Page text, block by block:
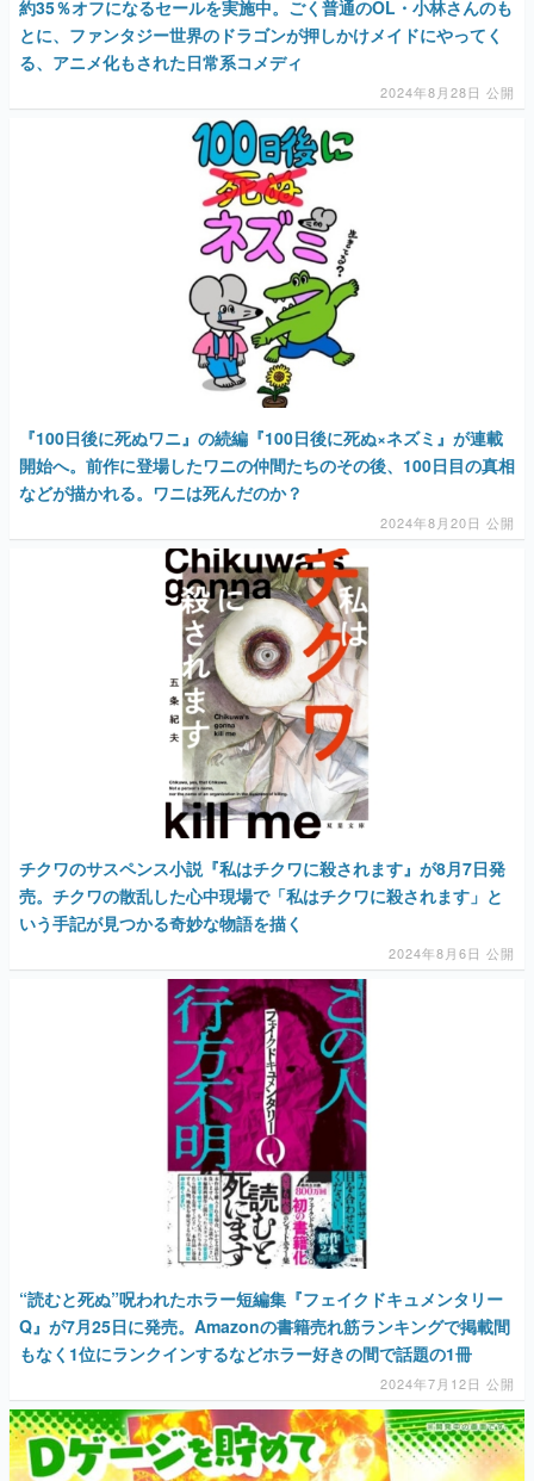
約35％オフになるセールを実施中。ごく普通のOL・小林さんのも
とに、ファンタジー世界のドラゴンが押しかけメイドにやってく
る、アニメ化もされた日常系コメディ
2024年8月28日 公開
『100日後に死ぬワニ』の続編『100日後に死ぬ×ネズミ』が連載
開始へ。前作に登場したワニの仲間たちのその後、100日目の真相
などが描かれる。ワニは死んだのか？
2024年8月20日 公開
チクワのサスペンス小説『私はチクワに殺されます』が8月7日発
売。チクワの散乱した心中現場で「私はチクワに殺されます」と
いう手記が見つかる奇妙な物語を描く
2024年8月6日 公開
“読むと死ぬ”呪われたホラー短編集『フェイクドキュメンタリー
Q』が7月25日に発売。Amazonの書籍売れ筋ランキングで掲載間
もなく1位にランクインするなどホラー好きの間で話題の1冊
2024年7月12日 公開